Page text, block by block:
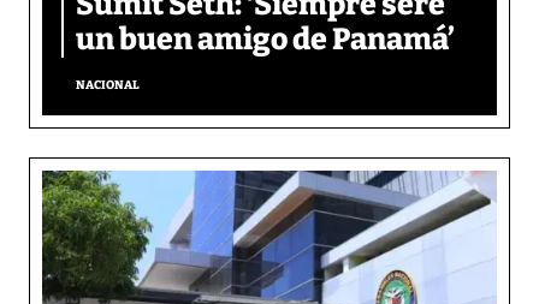
un buen amigo de Panamá’
NACIONAL